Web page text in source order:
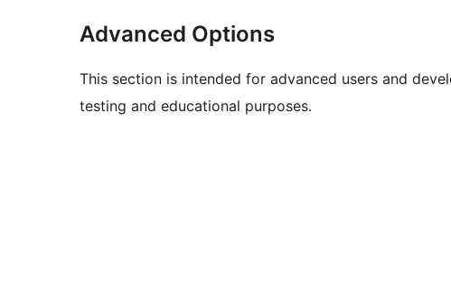
Advanced Options
This section is intended for advanced users and
testing and educational purposes.